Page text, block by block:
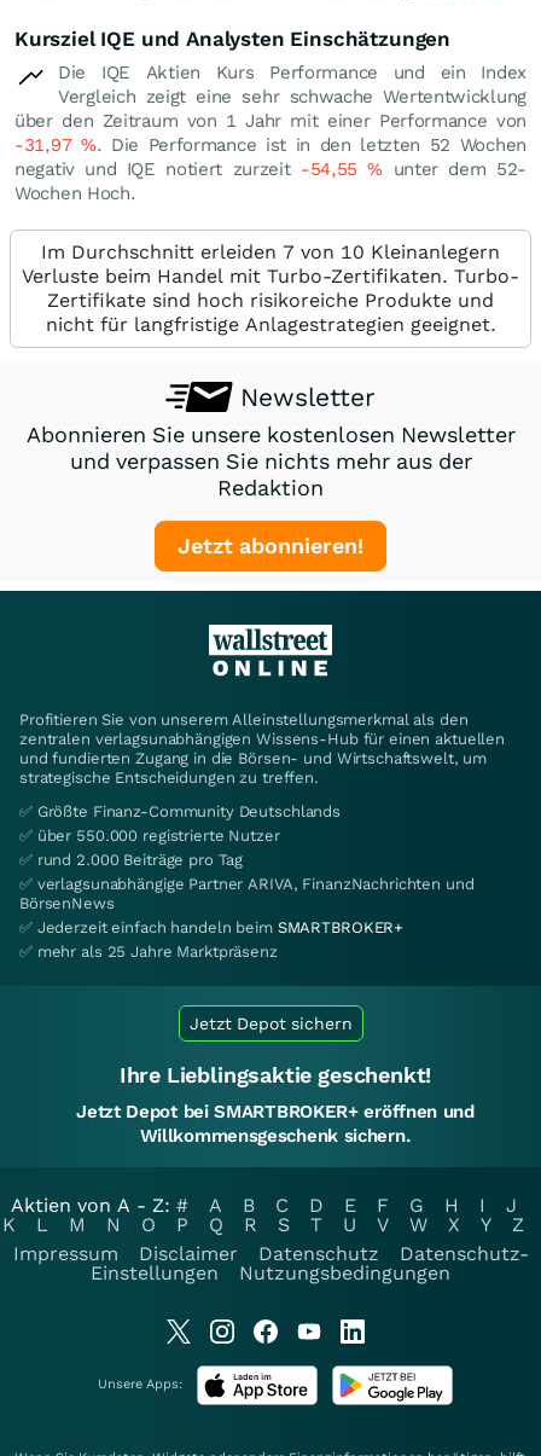
Kursziel IQE und Analysten Einschätzungen
Die IQE Aktien Kurs Performance und ein Index
Vergleich zeigt eine sehr schwache Wertentwicklung
über den Zeitraum von 1 Jahr mit einer Performance von
-31,97 %. Die Performance ist in den letzten 52 Wochen
negativ und IQE notiert zurzeit -54,55% unter dem 52-
Wochen Hoch.
Im Durchschnitt erleiden 7 von 10 Kleinanlegern
Verluste beim Handel mit Turbo-Zertifikaten. Turbo-
Zertifikate sind hoch risikoreiche Produkte und
nicht für langfristige Anlagestrategien geeignet.
Newsletter
Abonnieren Sie unsere kostenlosen Newsletter
und verpassen Sie nichts mehr aus der
Redaktion
Jetzt abonnieren!
Profitieren Sie von unserem Alleinstellungsmerkmal als den
zentralen verlagsunabhängigen Wissens-Hub für einen aktuellen
und fundierten Zugang in die Börsen- und Wirtschaftswelt, um
strategische Entscheidungen zu treffen.
✅ Größte Finanz-Community Deutschlands
✅ über 550.000 registrierte Nutzer
✅ rund 2.000 Beiträge pro Tag
✅ verlagsunabhängige Partner ARIVA, FinanzNachrichten und
BörsenNews
✅ Jederzeit einfach handeln beim SMARTBROKER+
✅ mehr als 25 Jahre Marktpräsenz
Jetzt Depot sichern
Ihre Lieblingsaktie geschenkt!
Jetzt Depot bei SMARTBROKER+ eröffnen und
Willkommensgeschenk sichern.
Aktien von A - Z: # A B C D E F G H I
J
K
L M N O P Q R S T U V W X Y
Z
Impressum
Disclaimer Datenschutz
Datenschutz-
Einstellungen
Nutzungsbedingungen
Unsere Apps: